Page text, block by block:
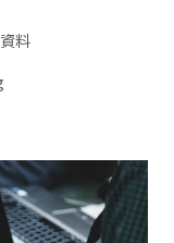
料